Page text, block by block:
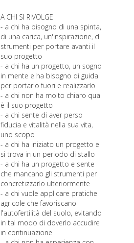
A CHI SI RIVOLGE
- a chi ha bisogno di una spinta,
di una carica, un'inspirazione, di
strumenti per portare avanti il
suo progetto
- a chi ha un progetto, un sogno
in mente e ha bisogno di guida
per portarlo fuori e realizzarlo
- a chi non ha molto chiaro qual
è il suo progetto
- a chi sente di aver perso
fiducia e vitalità nella sua vita,
uno scopo
- a chi ha iniziato un progetto e
si trova in un periodo di stallo
- a chi ha un progetto e sente
che mancano gli strumenti per
concretizzarlo ulteriormente
- a chi vuole applicare pratiche
agricole che favoriscano
l'autofertilità del suolo, evitando
in tal modo di doverlo accudire
in continuazione